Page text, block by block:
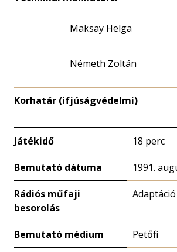
Maksay Helga
Németh Zoltán
Korhatár (ifjúságvédelmi)
Játékidő 18 perc
Bemutató dátuma 1991.
Rádiós műfaji
besorolás
Adaptáció
Bemutató médium Petőfi